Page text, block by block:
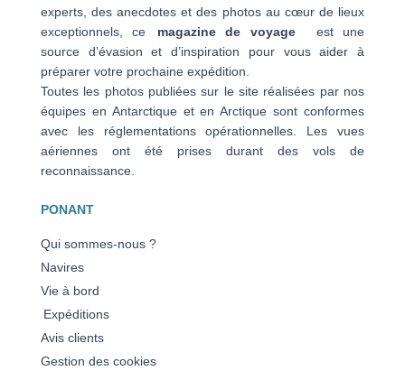
experts, des anecdotes et des photos au cœur de lieux
exceptionnels, ce magazine de voyage
est une
source d’évasion et d’inspiration pour vous aider à
préparer votre prochaine expédition.
Toutes les photos publiées sur le site réalisées par nos
équipes en Antarctique et en Arctique sont conformes
avec les réglementations opérationnelles. Les vues
aériennes ont été prises durant des vols de
reconnaissance.
PONANT
Qui sommes-nous ?
Navires
Vie à bord
Expéditions
Avis clients
Gestion des cookies